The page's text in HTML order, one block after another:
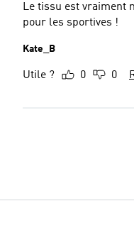
Le tissu est vraiment
pour les sportives !
Kate_B
Utile ? 0 0